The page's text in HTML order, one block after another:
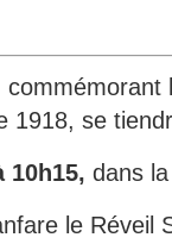
1918, se
10h15, dans
le Réveil